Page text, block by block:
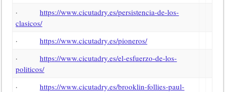
·https://www.cicutadry.es/persistencia-de-los-
clasicos/
·https://www.cicutadry.es/pioneros/
·https://www.cicutadry.es/el-esfuerzo-de-los-
politicos/
·https://www.cicutadry.es/brooklin-follies-paul-